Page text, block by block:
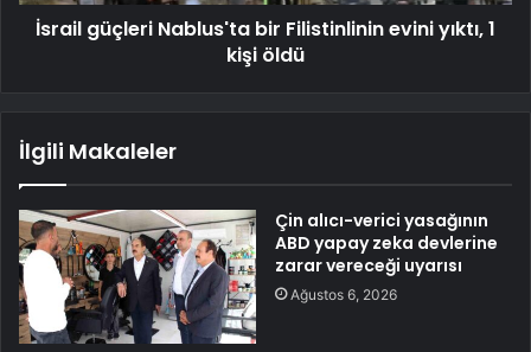
İsrail güçleri Nablus'ta bir Filistinlinin evini yıktı, 1
kişi öldü
İlgili Makaleler
Çin alıcı-verici yasağının
ABD yapay zeka devlerine
zarar vereceği uyarısı
Ağustos 6, 2026